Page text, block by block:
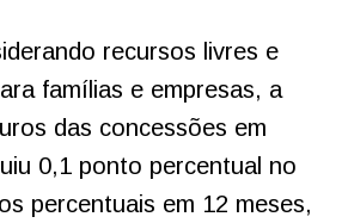
recursos livres e
famílias e empresas, a
das concessões em
0,1 ponto percentual no
percentuais em 12 meses,